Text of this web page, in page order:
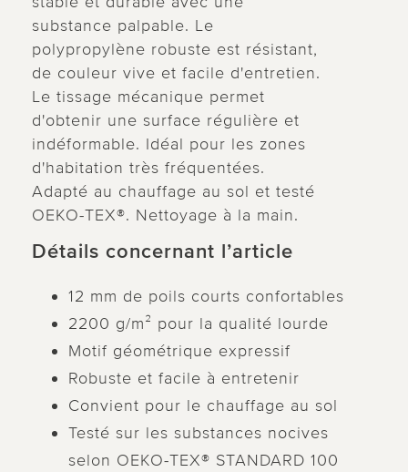
substance palpable. Le
polypropylène robuste est résistant,
de couleur vive et facile d'entretien.
Le tissage mécanique permet
d'obtenir une surface régulière et
indéformable. Idéal pour les zones
d'habitation très fréquentées.
Adapté au chauffage au sol et testé
OEKO-TEX®. Nettoyage à la main.
Détails concernant l’article
12 mm de poils courts confortables
2200 g/m² pour la qualité lourde
Motif géométrique expressif
Robuste et facile à entretenir
Convient pour le chauffage au sol
Testé sur les substances nocives
selon OEKO-TEX® STANDARD 100